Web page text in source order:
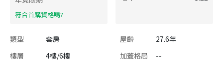
​符合首購資格嗎?
類型 套房 屋齡
27.6年
樓層
4樓/6樓 加蓋格局
--